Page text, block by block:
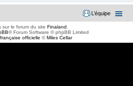
L’équipe
sur le forum du site Finaland
® Forum Software © phpBB Limited
officielle ©Miles Cellar